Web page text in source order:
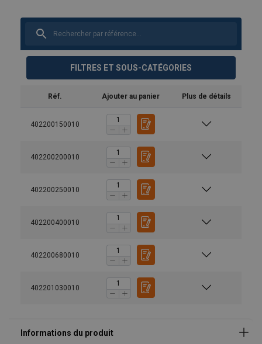
FILTRES ET SOUS-CATÉGORIES
Réf. Ajouter au panier Plus de détails
402200150010
402200200010
402200250010
402200400010
402200680010
402201030010
Finition:
Grade: